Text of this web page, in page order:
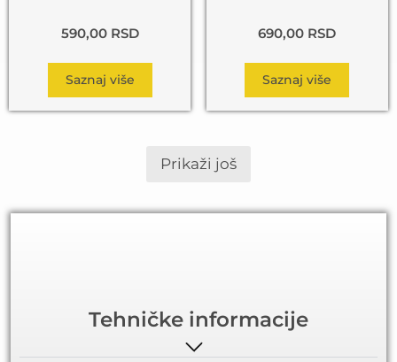
590,00 RSD
Saznaj više
690,00 RSD
Saznaj više
Prikaži još
Tehničke informacije